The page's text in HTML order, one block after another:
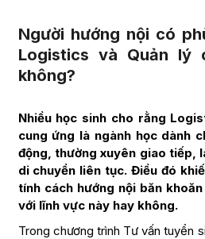
Người hướng nội có
Logistics và Quản lý
không?
Nhiều học sinh cho rằng
cung ứng là ngành học dành
động, thường xuyên giao tiếp,
di chuyển liên tục. Điều đó
tính cách hướng nội băn
với lĩnh vực này hay không.
Trong chương trình Tư vấn tuyển